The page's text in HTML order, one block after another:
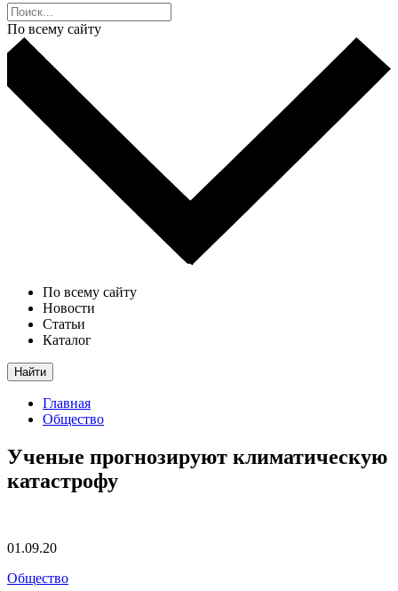
По всему сайту
По всему сайту
Новости
Статьи
Каталог
Найти
Главная
Общество
Ученые прогнозируют климатическую
катастрофу
01.09.20
Общество